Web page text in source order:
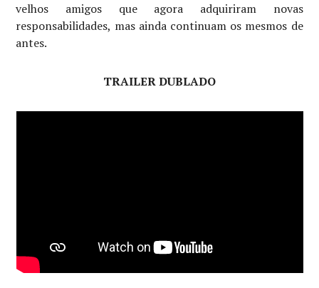
velhos amigos que agora adquiriram novas
responsabilidades, mas ainda continuam os mesmos de
antes.
TRAILER DUBLADO